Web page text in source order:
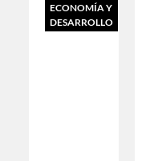
ECONOMÍA Y
DESARROLLO